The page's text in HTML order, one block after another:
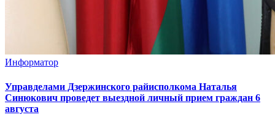
Информатор
Управделами Дзержинского райисполкома Наталья
Синюкович проведет выездной личный прием граждан 6
августа